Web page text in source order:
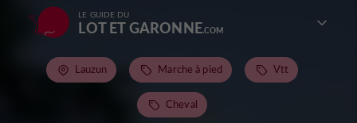
LE GUIDE DU
LOT ET GARONNE
Lauzun Marche à pied Vtt
Cheval